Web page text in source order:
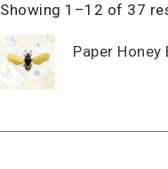
Showing 1–12 of 37
Paper Honey